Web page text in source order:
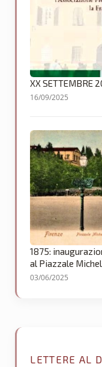
XX SETTEMBRE
16/09/2025
1875:
al Piazzale
03/06/2025
LETTERE AL